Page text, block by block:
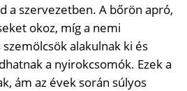
a szervezetben. A bőrön apró,
okoz, míg a nemi
alakulnak ki és
a nyirokcsomók. Ezek a
ám az évek során súlyos